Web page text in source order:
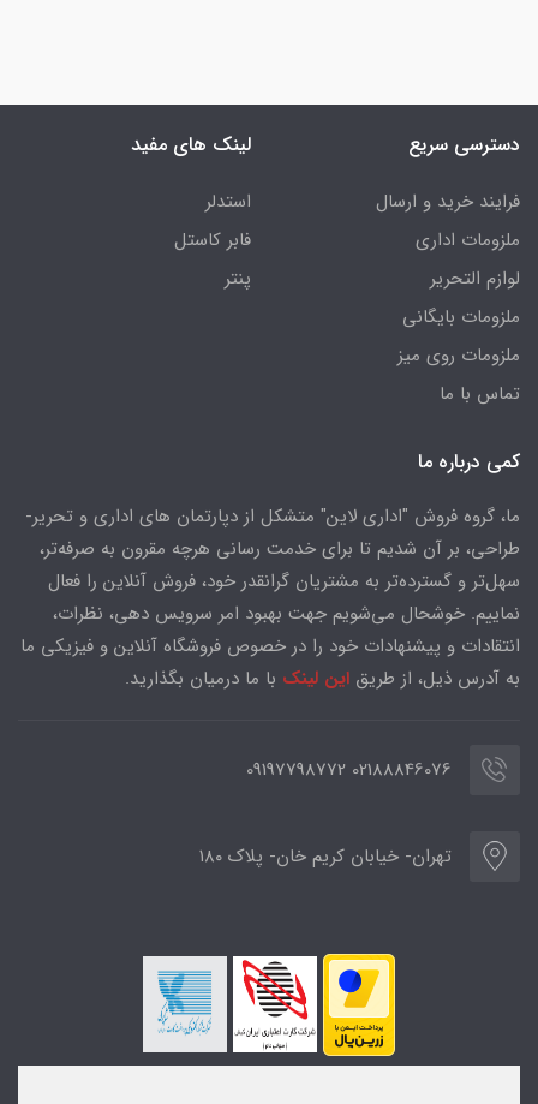
دسترسی سریع
فرایند خرید و ارسال
ملزومات اداری
لوازم التحریر
ملزومات بایگانی
ملزومات روی میز
تماس با ما
لینک های مفید
استدلر
فابر کاستل
پنتر
کمی درباره ما
ما، گروه فروش "اداری لاین" متشکل از دپارتمان های اداری و تحریر-
طراحی، بر آن شدیم تا برای خدمت رسانی هرچه مقرون به صرفه‌تر،
سهل‌تر و گسترده‌تر به مشتریان گرانقدر خود، فروش آنلاین را فعال
نماییم. خوشحال می‌شویم جهت بهبود امر سرویس دهی، نظرات،
انتقادات و پیشنهادات خود را در خصوص فروشگاه آنلاین و فیزیکی ما
به آدرس ذیل، از طریق این لینک با ما درمیان بگذارید.
02188846076 09197798772
تهران- خیابان کریم خان- پلاک ۱۸۰